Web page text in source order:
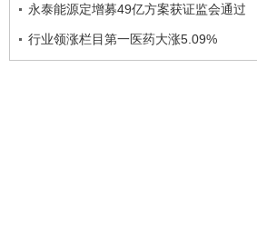
永泰能源定增募49亿方案获证监会通过
行业领涨栏目第一医药大涨5.09%